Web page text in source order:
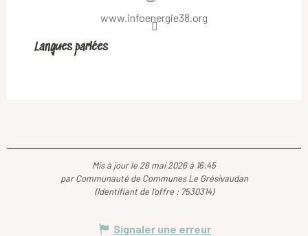
www.infoenergie38.org
Langues parlées
Langues parlées
Mis à jour le 26 mai 2026 à 16:45
par Communauté de Communes Le Grésivaudan
(Identifiant de l'offre : 7530314)
Signaler une erreur